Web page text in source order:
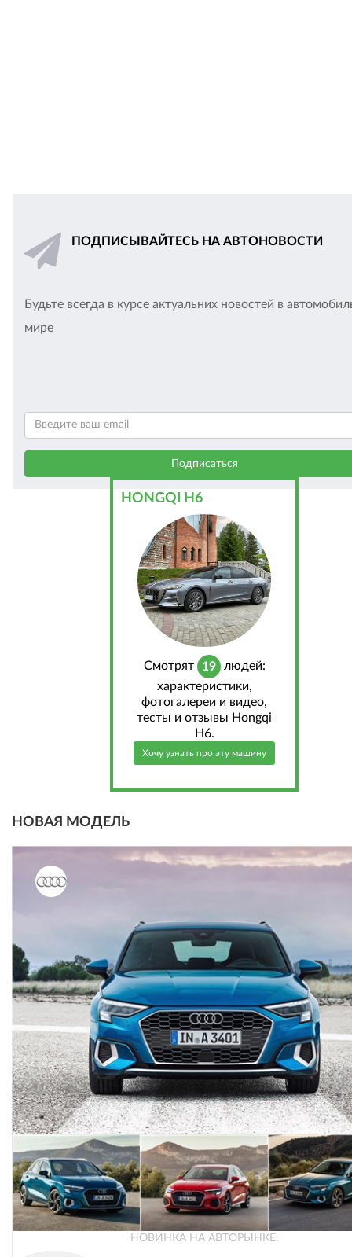
ПОДПИСЫВАЙТЕСЬ НА АВТОНОВОСТИ
Будьте всегда в курсе актуальних новостей в
мире
HONGQI H6
Cмотрят 19 людей:
характеристики,
фотогалереи и видео,
тесты и отзывы Hongqi
H6.
Хочу узнать про эту машину
НОВАЯ МОДЕЛЬ
НОВИНКА НА АВТОРЫНКЕ: